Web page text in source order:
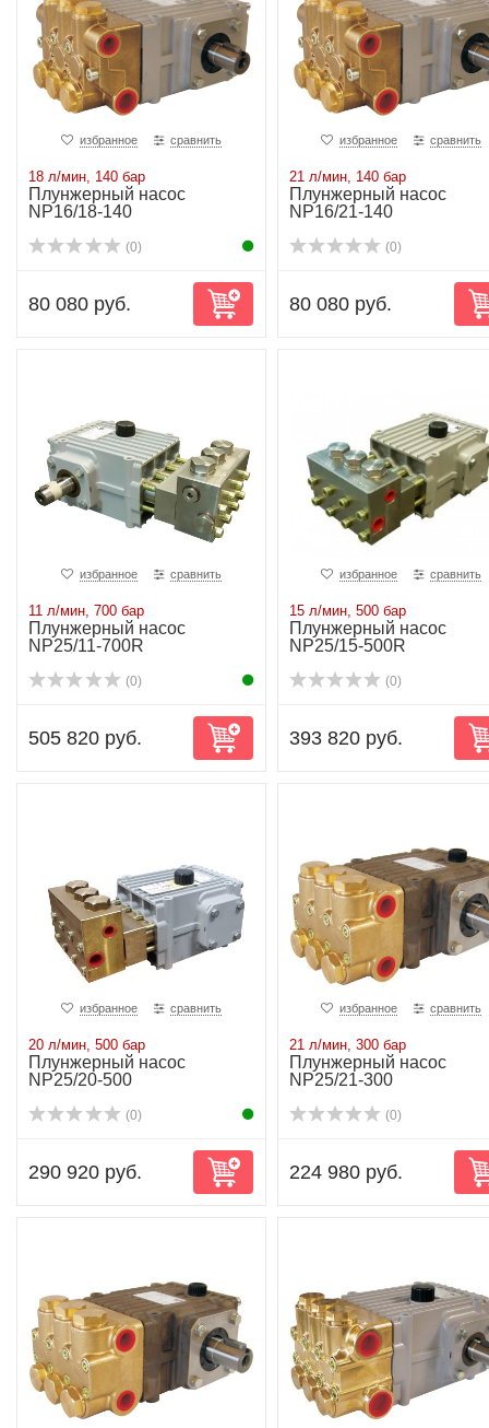
избранное сравнить
18 л/мин, 140 бар
Плунжерный насос
NP16/18-140
(0)
80 080 руб.
избранное сравнить
21 л/мин, 140 бар
Плунжерный насос
NP16/21-140
(0)
80 080 руб.
избранное сравнить
11 л/мин, 700 бар
Плунжерный насос
NP25/11-700R
(0)
505 820 руб.
избранное сравнить
15 л/мин, 500 бар
Плунжерный насос
NP25/15-500R
(0)
393 820 руб.
избранное сравнить
20 л/мин, 500 бар
Плунжерный насос
NP25/20-500
(0)
290 920 руб.
избранное сравнить
21 л/мин, 300 бар
Плунжерный насос
NP25/21-300
(0)
224 980 руб.